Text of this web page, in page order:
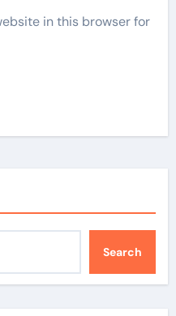
in this browser for
Search